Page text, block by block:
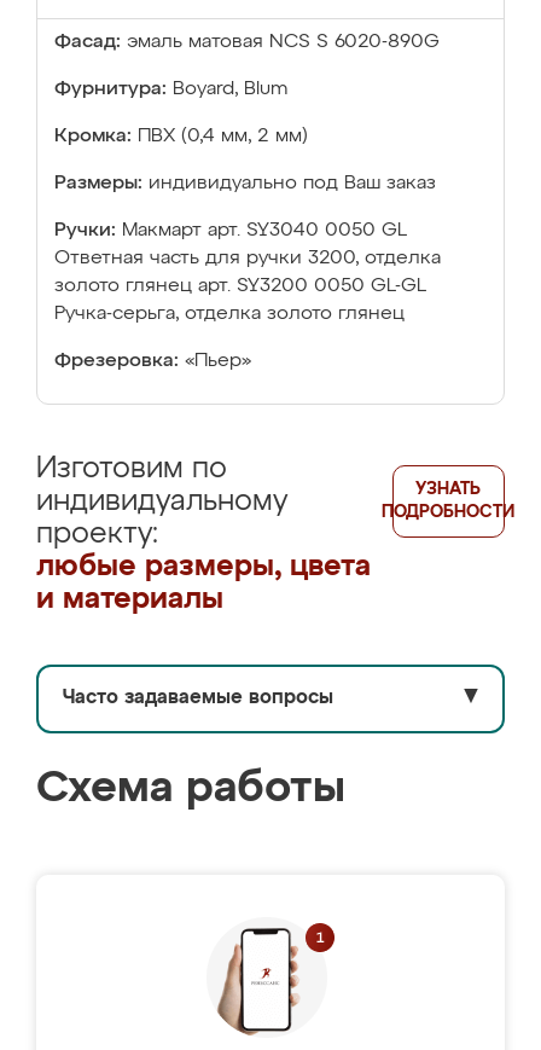
Фасад: эмаль матовая NCS S 6020-890G
Фурнитура: Boyard, Blum
Кромка: ПВХ (0,4 мм, 2 мм)
Размеры: индивидуально под Ваш заказ
Ручки: Макмарт арт. SY3040 0050 GL
Ответная часть для ручки 3200, отделка
золото глянец арт. SY3200 0050 GL-GL
Ручка-серьга, отделка золото глянец
Фрезеровка: «Пьер»
Изготовим по
индивидуальному
проекту:
любые размеры, цвета
и материалы
УЗНАТЬ
ПОДРОБНОСТИ
Часто задаваемые вопросы ▼
Схема работы